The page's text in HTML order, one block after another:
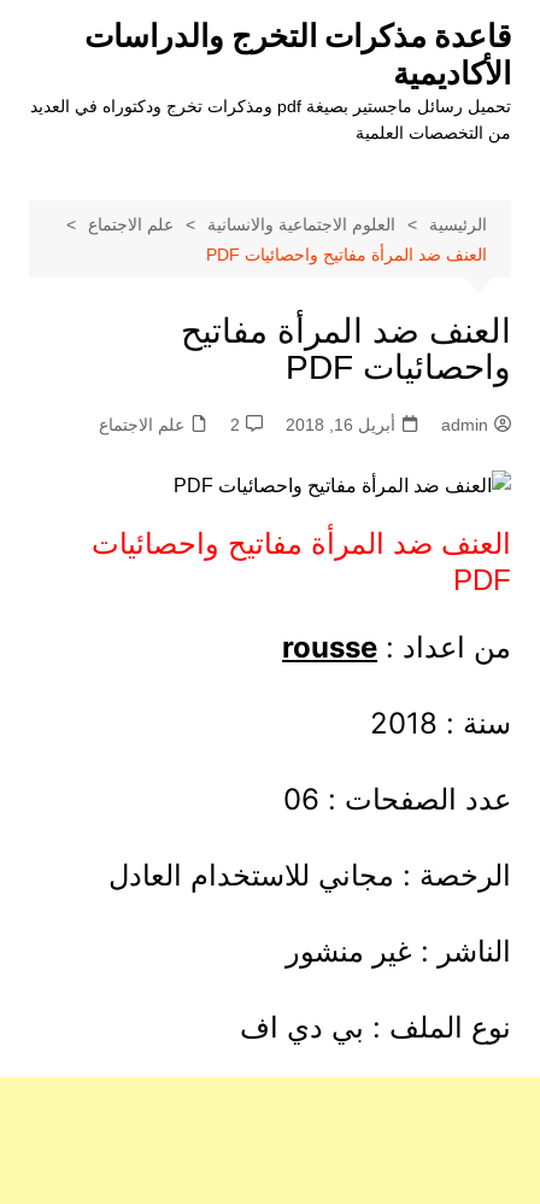
المحتوى
قاعدة مذكرات التخرج والدراسات
الأكاديمية
تحميل رسائل ماجستير بصيغة pdf ومذكرات تخرج ودكتوراه في العديد
من التخصصات العلمية
الرئيسية العلوم الاجتماعية والانسانية
علم الاجتماع
العنف ضد المرأة مفاتيح واحصائيات PDF
العنف ضد المرأة مفاتيح
واحصائيات PDF
admin أبريل 16, 2018 2 علم الاجتماع
العنف ضد المرأة مفاتيح واحصائيات
PDF
من اعداد : rousse
سنة : 2018
عدد الصفحات : 06
الرخصة : مجاني للاستخدام العادل
الناشر : غير منشور
نوع الملف : بي دي اف